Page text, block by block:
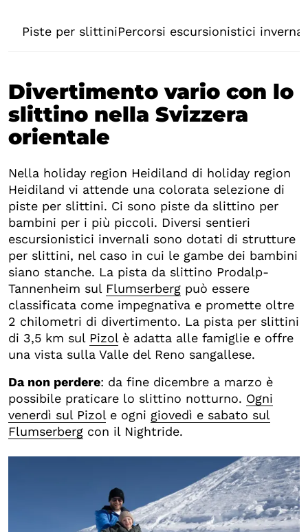
Piste per slittiniPercorsi escursionistici
Divertimento vario con lo
slittino nella Svizzera
orientale
Nella holiday region Heidiland di holiday region
Heidiland vi attende una colorata selezione di
piste per slittini. Ci sono piste da slittino per
bambini per i più piccoli. Diversi sentieri
escursionistici invernali sono dotati di strutture
per slittini, nel caso in cui le gambe dei bambini
siano stanche. La pista da slittino Prodalp-
Tannenheim sul Flumserberg può essere
classificata come impegnativa e promette oltre
2 chilometri di divertimento. La pista per slittini
di 3,5 km sul Pizol è adatta alle famiglie e offre
una vista sulla Valle del Reno sangallese.
Da non perdere: da fine dicembre a marzo è
possibile praticare lo slittino notturno. Ogni
venerdì sul Pizol e ogni giovedì e sabato sul
Flumserberg con il Nightride.